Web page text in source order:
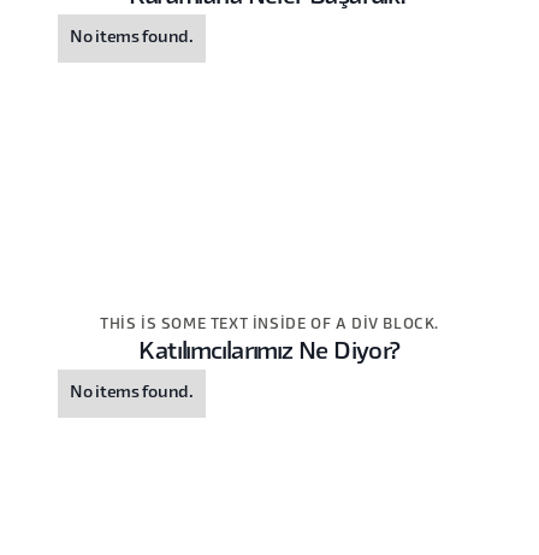
No items found.
THIS IS SOME TEXT INSIDE OF A DIV BLOCK.
Katılımcılarımız Ne Diyor?
No items found.